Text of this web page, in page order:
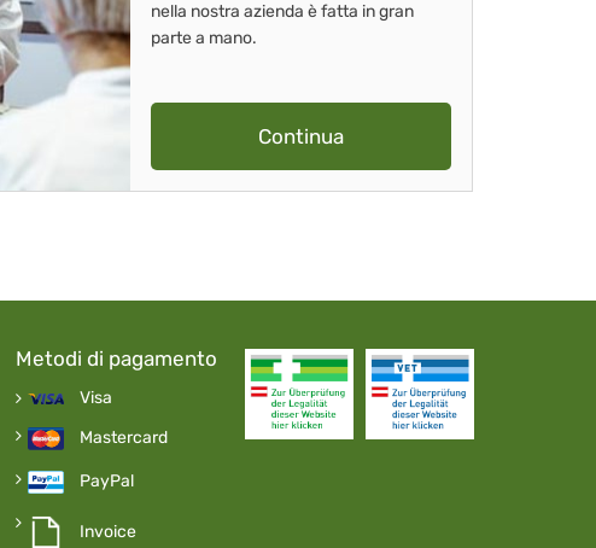
nella nostra azienda è fatta in gran
parte a mano.
Continua
Metodi di pagamento
Visa
Mastercard
PayPal
Invoice